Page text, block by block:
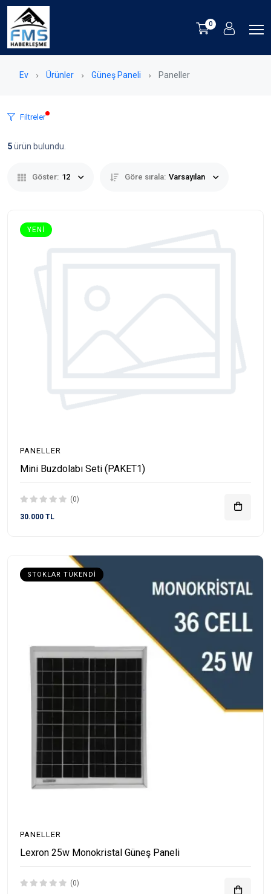
0
Ev Ürünler Güneş Paneli Paneller
Filtreler
5ürün bulundu.
Göster: 12 Göre sırala: Varsayılan
YENI
PANELLER
Mini Buzdolabı Seti (PAKET1)
(0)
30.000 TL
STOKLAR TÜKENDI
PANELLER
Lexron 25w Monokristal Güneş Paneli
(0)